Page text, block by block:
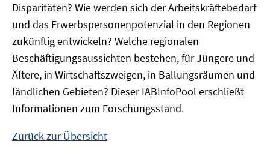
Disparitäten? Wie werden sich der Arbeitskräftebedarf
und das Erwerbspersonenpotenzial in den Regionen
zukünftig entwickeln? Welche regionalen
Beschäftigungsaussichten bestehen, für Jüngere und
Ältere, in Wirtschaftszweigen, in Ballungsräumen und
ländlichen Gebieten? DieserIABInfoPool erschließt
Informationen zum Forschungsstand.
Zurück zur Übersicht